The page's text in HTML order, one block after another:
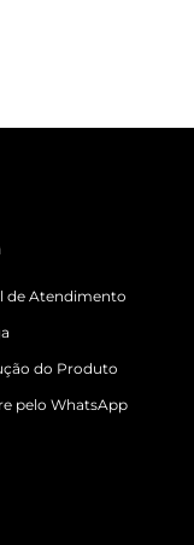
de Atendimento
do Produto
pelo WhatsApp